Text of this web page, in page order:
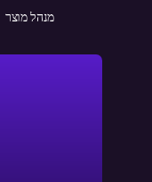
מנהל מוצר